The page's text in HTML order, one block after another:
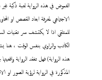
الغموض في هذه الرواية لعبة ذكية
الاجتماعي لمعرفة ابعاد القصص او
للمتلقي اذا لا يكتشف سر تقنيات
الكاتب والراوي بنفس الوقت ، هنا
هذه الرواية) فهل تفقد الرواية
المذكورة في الرواية لرؤية الصور او